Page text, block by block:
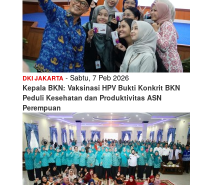
DKI JAKARTA - Sabtu, 7 Peb 2026
Kepala BKN: Vaksinasi HPV Bukti Konkrit BKN
Peduli Kesehatan dan Produktivitas ASN
Perempuan